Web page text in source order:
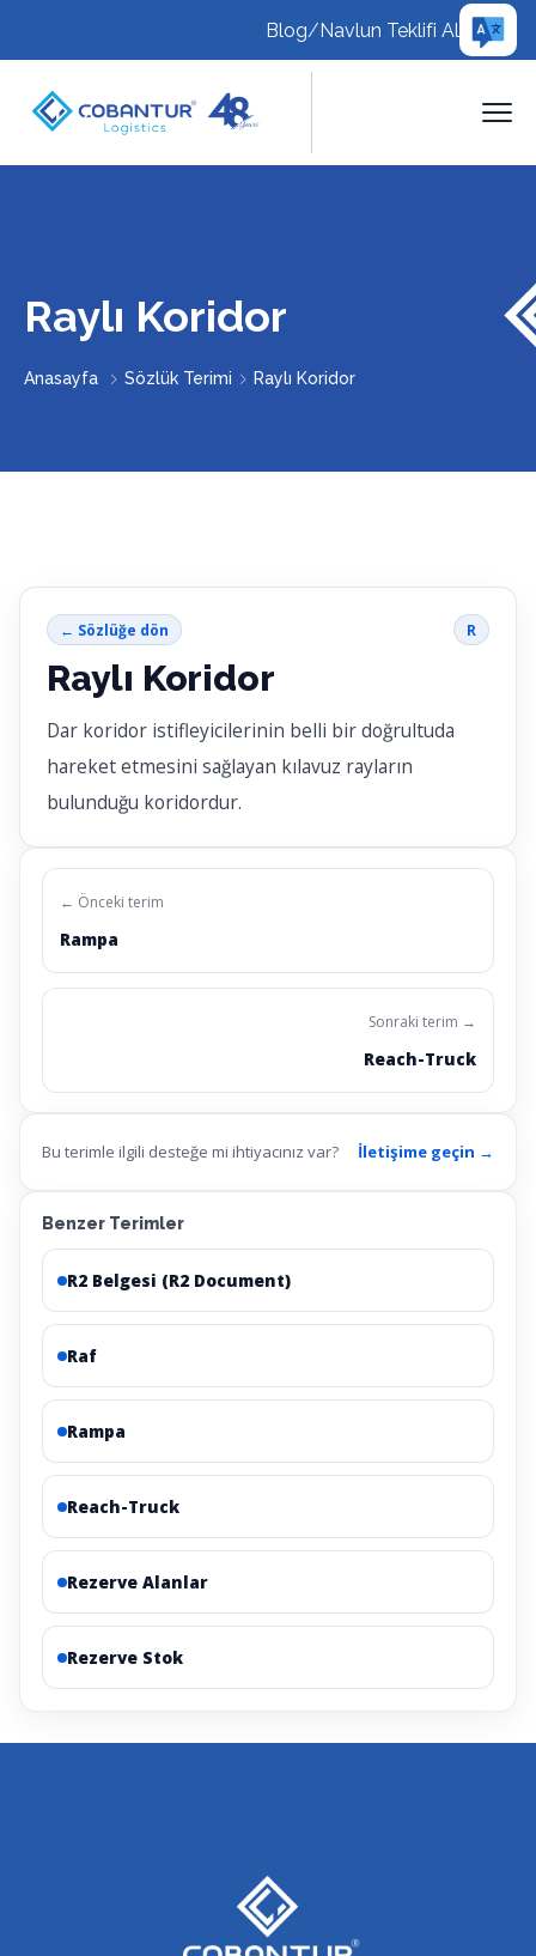
Blog/Navlun Teklifi Al
Raylı Koridor
Anasayfa Sözlük Terimi Raylı Koridor
← Sözlüğe dön R
Raylı Koridor
Dar koridor istifleyicilerinin belli bir doğrultuda
hareket etmesini sağlayan kılavuz rayların
bulunduğu koridordur.
← Önceki terim
Rampa
Sonraki terim →
Reach-Truck
Bu terimle ilgili desteğe mi ihtiyacınız var? İletişime geçin →
Benzer Terimler
R2 Belgesi (R2 Document)
Raf
Rampa
Reach-Truck
Rezerve Alanlar
Rezerve Stok